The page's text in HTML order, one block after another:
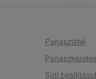
Panasztétel
Panaszkezelés
Süti